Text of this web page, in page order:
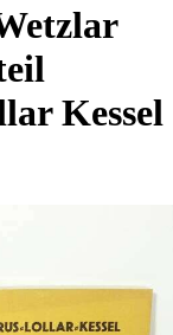
Kessel